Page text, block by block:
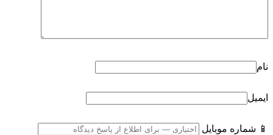
نام
ایمیل
📱 شماره موبایل